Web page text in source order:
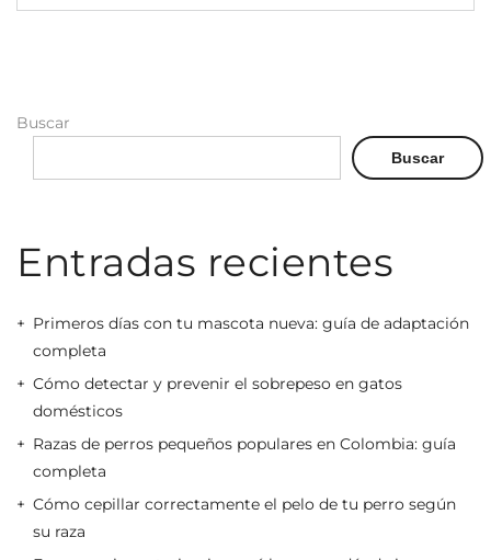
Buscar
Buscar
Entradas recientes
Primeros días con tu mascota nueva: guía de adaptación
completa
Cómo detectar y prevenir el sobrepeso en gatos
domésticos
Razas de perros pequeños populares en Colombia: guía
completa
Cómo cepillar correctamente el pelo de tu perro según
su raza